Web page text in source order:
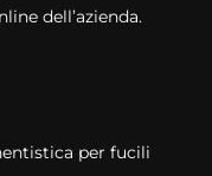
dell’azienda.
per fucili